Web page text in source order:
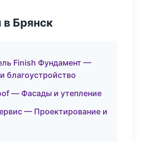
Брянск
Finish Фундамент —
благоустройство
— Фасады и утепление
— Проектирование и